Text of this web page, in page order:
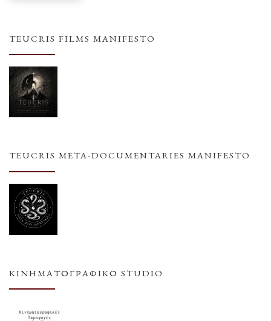
TEUCRIS FILMS MANIFESTO
TEUCRIS META-DOCUMENTARIES MANIFESTO
ΚΙΝΗΜΑΤΟΓΡΑΦΙΚΌ STUDIO